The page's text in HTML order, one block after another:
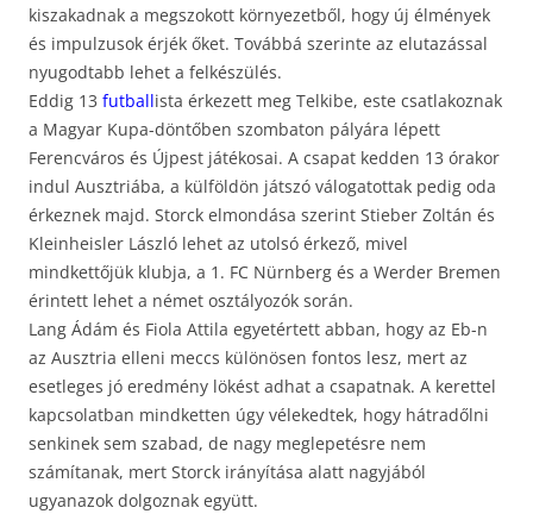
kiszakadnak a megszokott környezetből, hogy új élmények
és impulzusok érjék őket. Továbbá szerinte az elutazással
nyugodtabb lehet a felkészülés.
Eddig 13 futballista érkezett meg Telkibe, este csatlakoznak
a Magyar Kupa-döntőben szombaton pályára lépett
Ferencváros és Újpest játékosai. A csapat kedden 13 órakor
indul Ausztriába, a külföldön játszó válogatottak pedig oda
érkeznek majd. Storck elmondása szerint Stieber Zoltán és
Kleinheisler László lehet az utolsó érkező, mivel
mindkettőjük klubja, a 1. FC Nürnberg és a Werder Bremen
érintett lehet a német osztályozók során.
Lang Ádám és Fiola Attila egyetértett abban, hogy az Eb-n
az Ausztria elleni meccs különösen fontos lesz, mert az
esetleges jó eredmény lökést adhat a csapatnak. A kerettel
kapcsolatban mindketten úgy vélekedtek, hogy hátradőlni
senkinek sem szabad, de nagy meglepetésre nem
számítanak, mert Storck irányítása alatt nagyjából
ugyanazok dolgoznak együtt.